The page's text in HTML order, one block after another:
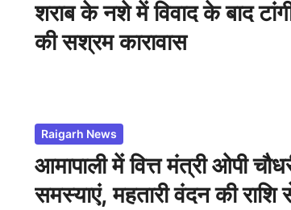
शराब के नशे में विवाद के बाद
की सश्रम कारावास
Raigarh News
आमापाली में वित्त मंत्री ओपी
समस्याएं, महतारी वंदन की